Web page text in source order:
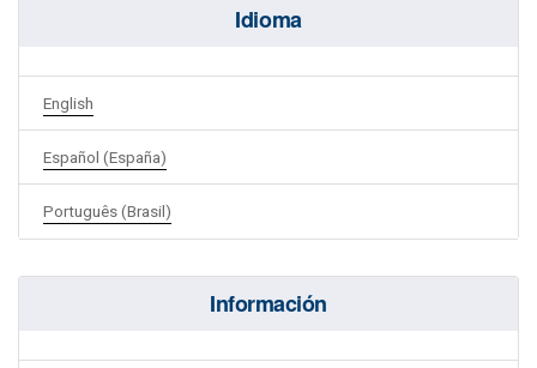
Idioma
English
Español (España)
Português (Brasil)
Información